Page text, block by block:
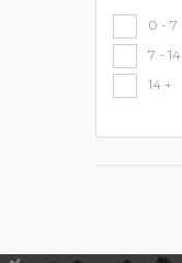
0 - 7
7 - 14
14 +